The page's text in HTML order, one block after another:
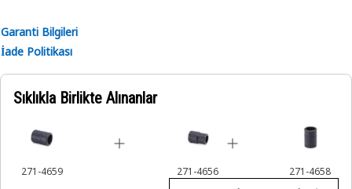
deformation.
• Ensures a secure fit to reduce the risk of fastener damage.
Applications:
The 12-Point Impact Socket is used in conjunction with
impact wrenches to handle hexagonal fasteners on
and assembly operations.
Garanti Bilgileri
İade Politikası
Sıklıkla Birlikte Alınanlar
271-4659 271-4656 271-4658